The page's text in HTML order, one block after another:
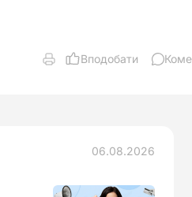
Вподобати
06.08.2026